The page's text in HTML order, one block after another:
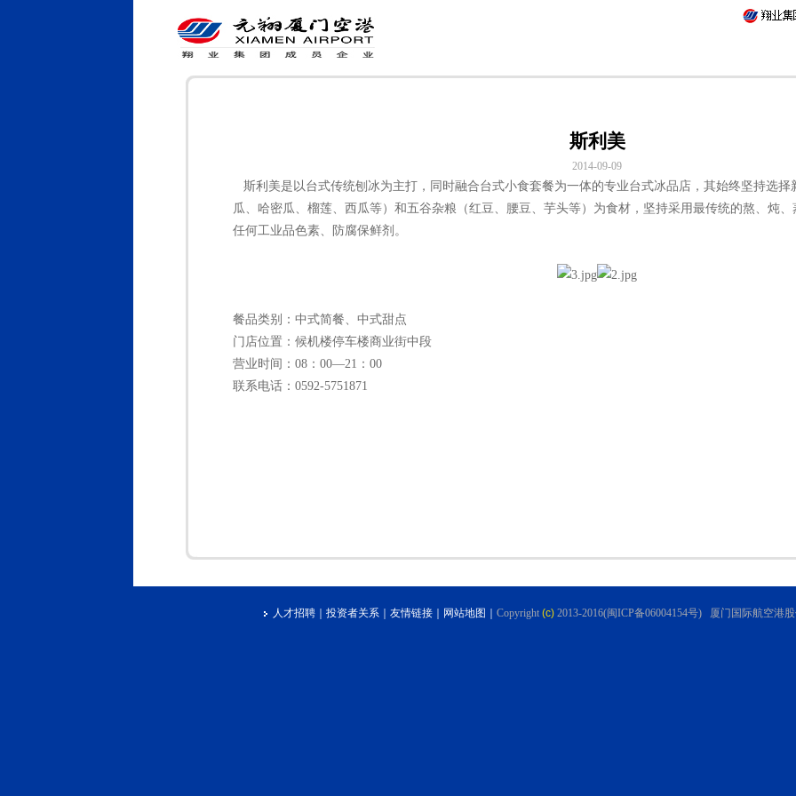
斯利美
2014-09-09
斯利美是以台式传统刨冰为主打，同时融合台式小食套餐为一体的专业台式冰品店，其始终坚持选择
瓜、哈密瓜、榴莲、西瓜等）和五谷杂粮（红豆、腰豆、芋头等）为食材，坚持采用最传统的熬、炖
任何工业品色素、防腐保鲜剂。
餐品类别： 中式简餐、中式甜点
门店位置： 候机楼停车楼商业街中段
营业时间： 08：00—21：00
联系电话： 0592-5751871
人才招聘 投资者关系 友情链接 网站地图 Copyright (c) 2013-2016(闽ICP备06004154号) 厦门国际航空港